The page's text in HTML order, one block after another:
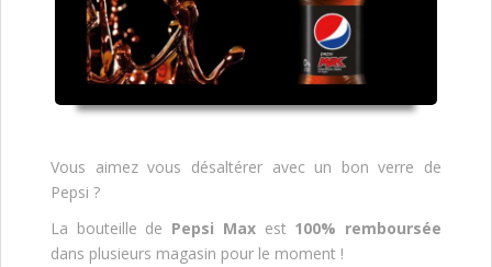
Vous aimez vous désaltérer avec un bon verre de
Pepsi ?
La bouteille de Pepsi Maxest 100% remboursée
dans plusieurs magasin pour le moment !